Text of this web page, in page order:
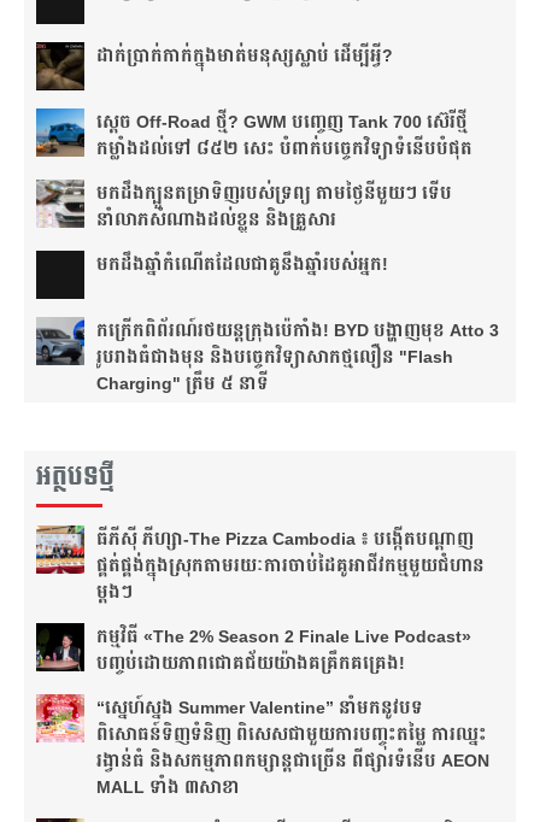
ដាក់​ប្រាក់​កាក់​ក្នុង​មាត់​មនុស្ស​ស្លាប់ ដើម្បី​អ្វី?
ស្តេច Off-Road ថ្មី? GWM បញ្ចេញ Tank 700 ស៊េរីថ្មី
កម្លាំងដល់ទៅ ៨៥២ សេះ បំពាក់បច្ចេកវិទ្យាទំនើបបំផុត
មកដឹងក្បួនតម្រាទិញរបស់ទ្រព្យ តាមថ្ងៃនីមួយៗ ទើប
នាំលាភសំណាងដល់ខ្លួន និងគ្រួសារ
មក​ដឹងឆ្នាំ​កំណើត​ដែល​ជា​គូ​នឹង​ឆ្នាំ​របស់​អ្នក!​
កក្រើកពិព័រណ៍រថយន្តក្រុងប៉េកាំង! BYD បង្ហាញមុខ Atto 3
រូបរាងធំជាងមុន និងបច្ចេកវិទ្យាសាកថ្មលឿន "Flash
Charging" ត្រឹម ៥ នាទី
អត្ថបទថ្មី
ធីភីស៊ី ភីហ្សា-The Pizza Cambodia ៖ បង្កើត​បណ្តាញ​
ផ្គត់ផ្គង់​ក្នុង​ស្រុក​តាមរយៈ​ការ​ចាប់​ដៃ​គូ​អាជីវកម្ម​មួយ​ជំហាន​
ម្តងៗ​
កម្មវិធី «The 2% Season 2 Finale Live Podcast»
បញ្ចប់ដោយភាពជោគជ័យយ៉ាងគគ្រឹកគគ្រេង!
“ស្នេហ៍ស្នង Summer Valentine” នាំមកនូវបទ
ពិសោធន៍ទិញទំនិញ ពិសេសជាមួយការបញ្ចុះតម្លៃ ការឈ្នះ
រង្វាន់ធំ និងសកម្មភាពកម្សាន្តជាច្រើន ពីផ្សារទំនើប AEON
MALL ទាំង ៣សាខា